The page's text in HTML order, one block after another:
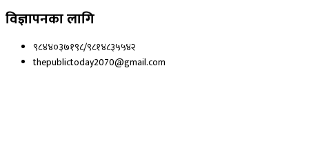
विज्ञापनका लागि
९८४४०३७१९८/९८१४८३५५४२
thepublictoday2070@gmail.com